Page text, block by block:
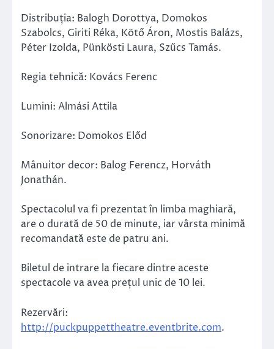
Distribuția: Balogh Dorottya, Domokos
Szabolcs, Giriti Réka, Kötő Áron, Mostis Balázs,
Péter Izolda, Pünkösti Laura, Szűcs Tamás.
Regia tehnică: Kovács Ferenc
Lumini: Almási Attila
Sonorizare: Domokos Előd
Mânuitor decor: Balog Ferencz, Horváth
Jonathán.
Spectacolul va fi prezentat în limba maghiară,
are o durată de 50 de minute, iar vârsta minimă
recomandată este de patru ani.
Biletul de intrare la fiecare dintre aceste
spectacole va avea prețul unic de 10 lei.
Rezervări:
http://puckpuppettheatre.eventbrite.com.